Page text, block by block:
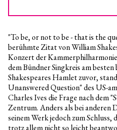
"To be, or not to be - that is the
berühmte Zitat von William
Konzert der
dem Bündner Singkreis am
Shakespeares Hamlet zuvor,
Unanswered Question" des US-
Charles Ives die Frage nach dem
Zentrum. Anders als bei anderen
seinem Werk jedoch zum Schluss,
trotz allem nicht so leicht